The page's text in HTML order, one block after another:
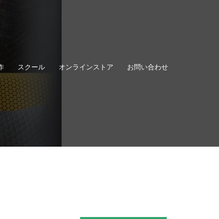
スクール オンラインストア お問い合わせ